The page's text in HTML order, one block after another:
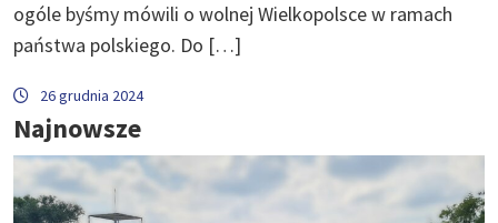
ogóle byśmy mówili o wolnej Wielkopolsce w ramach
państwa polskiego. Do […]
26 grudnia 2024
Najnowsze